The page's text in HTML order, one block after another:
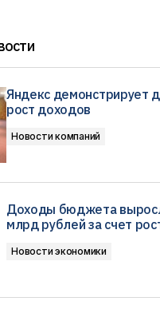
Яндекс демонстрирует
рост доходов
Новости компаний
Доходы бюджета
млрд рублей за счет
Новости экономики